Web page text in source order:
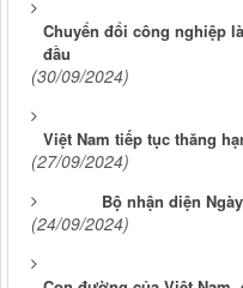
Chuyển đổi công nghiệp
đầu
(30/09/2024)
Việt Nam tiếp tục thăng
(27/09/2024)
Bộ nhận diện
(24/09/2024)